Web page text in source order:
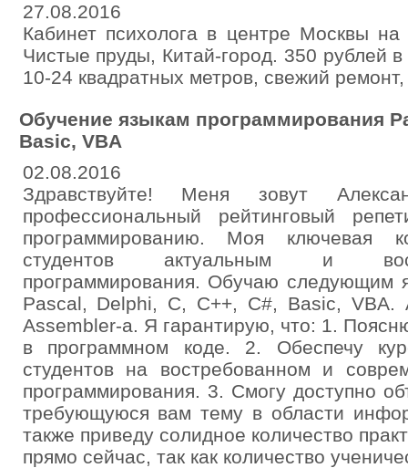
27.08.2016
Кабинет психолога в центре Москвы
Чистые пруды, Китай-город. 350 рублей
10-24 квадратных метров, свежий
Обучение языкам программирования
Basic, VBA
02.08.2016
Здравствуйте! Меня зовут
профессиональный рейтинговый
программированию. Моя ключевая
студентов актуальным и
программирования. Обучаю следующим
Pascal, Delphi, C, C++, C#, Basic,
Assembler-а. Я гарантирую, что: 1.
в программном коде. 2. Обеспечу
студентов на востребованном и
программирования. 3. Смогу доступно
требующуюся вам тему в области
также приведу солидное количество
прямо сейчас, так как количество